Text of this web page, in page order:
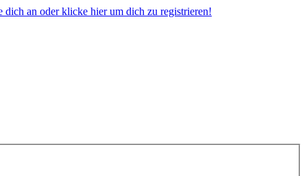
an oder klicke hier um dich zu registrieren!